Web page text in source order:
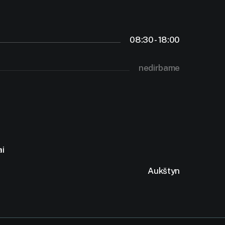
08:30 - 18:00
nedirbame
Aukštyn